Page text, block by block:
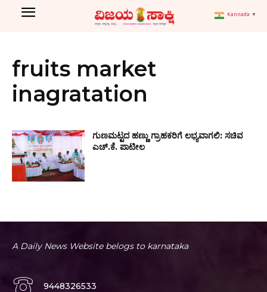
fruits market
inagratation
ಗುಣಮಟ್ಟದ ಹಣ್ಣು ಗ್ರಾಹಕರಿಗೆ ಲಭ್ಯವಾಗಲಿ: ಸಚಿವ
ಎಚ್.ಕೆ. ಪಾಟೀಲ
A Daily News Website belogs to karnataka
9448326533
Kannada ▼